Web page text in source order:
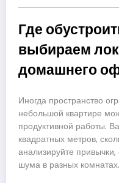
Где
выбираем
домашнего
Иногда пространство
небольшой квартире
продуктивной работы.
квадратных метров,
анализируйте
шума в разных комнатах.